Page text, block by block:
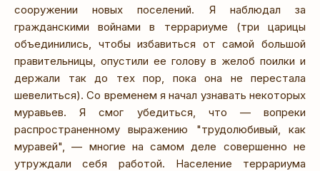
сооружении новых поселений. Я наблюдал за
гражданскими войнами в террариуме (три царицы
объединились, чтобы избавиться от самой большой
правительницы, опустили ее голову в желоб поилки и
держали так до тех пор, пока она не перестала
шевелиться). Со временем я начал узнавать некоторых
муравьев. Я смог убедиться, что — вопреки
распространенному выражению "трудолюбивый, как
муравей", — многие на самом деле совершенно не
утруждали себя работой. Население террариума